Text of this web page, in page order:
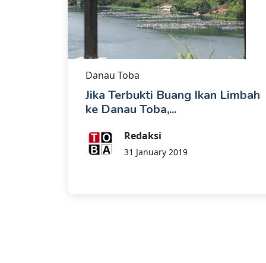
Danau Toba
Jika Terbukti Buang Ikan Limbah
ke Danau Toba,...
Redaksi
31 January 2019